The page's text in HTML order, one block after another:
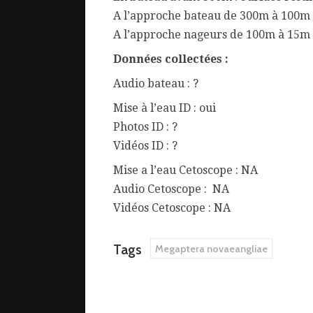
A l’approche bateau de 300m à 100m
A l’approche nageurs de 100m à 15m
Données collectées :
Audio bateau : ?
Mise à l’eau ID : oui
Photos ID : ?
Vidéos ID : ?
Mise a l’eau Cetoscope : NA
Audio Cetoscope : NA
Vidéos Cetoscope : NA
Tags Megaptera novaeangliae